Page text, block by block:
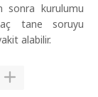
sonra kurulumu
tane soruyu
alabilir.